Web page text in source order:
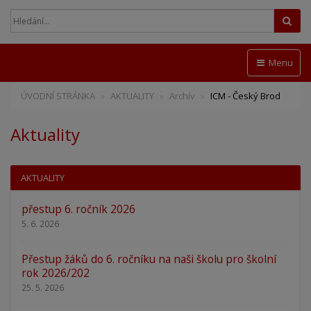
Menu
ÚVODNÍ STRÁNKA AKTUALITY Archív ICM - Český Brod
Aktuality
AKTUALITY
přestup 6. ročník 2026
5. 6. 2026
Přestup žáků do 6. ročníku na naši školu pro školní
rok 2026/202
25. 5. 2026